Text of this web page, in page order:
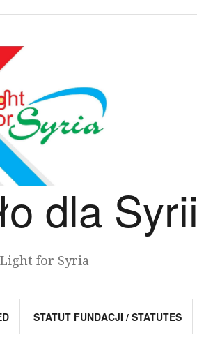
dla Syrii
Light for Syria
STATUT FUNDACJI / STATUTES